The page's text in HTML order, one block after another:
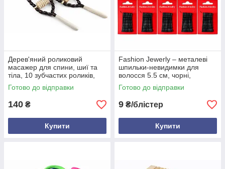
Дерев'яний роликовий
масажер для спини, шиї та
тіла, 10 зубчастих роликів,
бук — покращення
кровообігу та зняття болю
Готово до відправки
140 ₴
Купити
Fashion Jewerly – металеві
шпильки-невидимки для
волосся 5.5 см, чорні,
хвилясті з кульками, 10 шт у
блістері, надійна фіксація
Готово до відправки
9 ₴/блістер
Купити